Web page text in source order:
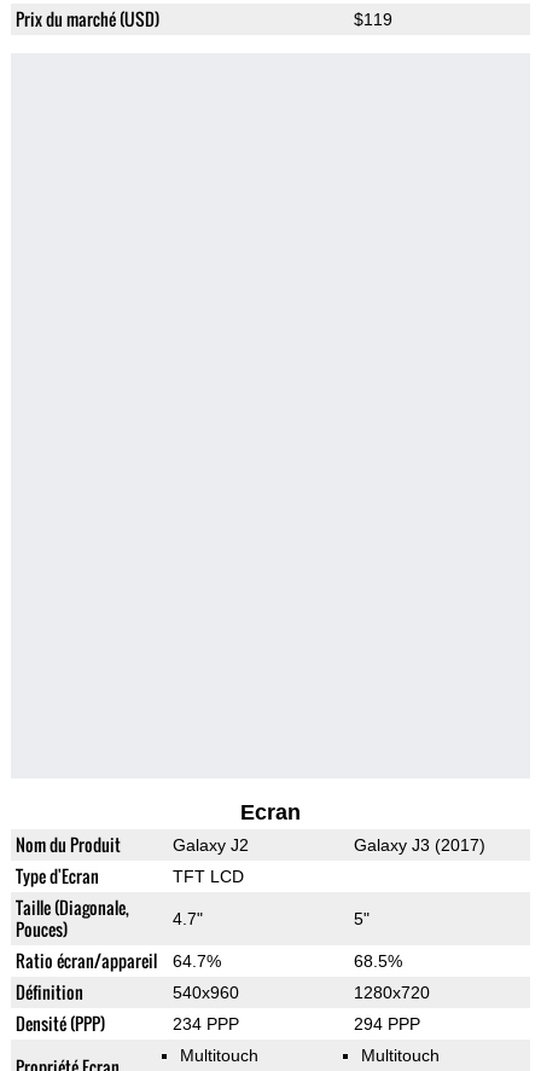
Prix du marché (USD) $119
Ecran
Nom du Produit Galaxy J2 Galaxy J3 (2017)
Type d'Ecran TFT LCD
Taille (Diagonale,
Pouces)
4.7" 5"
Ratio écran/appareil 64.7% 68.5%
Définition 540x960 1280x720
Densité (PPP) 234 PPP 294 PPP
Multitouch Multitouch